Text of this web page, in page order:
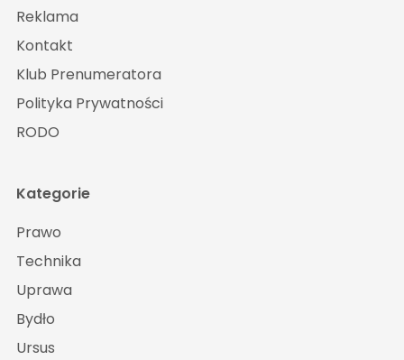
Reklama
Kontakt
Klub Prenumeratora
Polityka Prywatności
RODO
Kategorie
Prawo
Technika
Uprawa
Bydło
Ursus